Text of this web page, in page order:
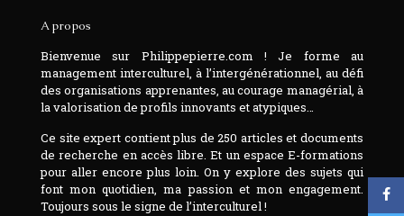
A propos
Bienvenue sur Philippepierre.com ! Je forme au
management interculturel, à l’intergénérationnel, au défi
des organisations apprenantes, au courage managérial, à
la valorisation de profils innovants et atypiques…
Ce site expert contient plus de 250 articles et documents
de recherche en accès libre. Et un espace E-formations
pour aller encore plus loin. On y explore des sujets qui
font mon quotidien, ma passion et mon engagement.
Toujours sous le signe de l’interculturel !